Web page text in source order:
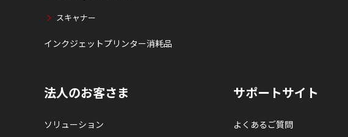
スキャナー
インクジェットプリンター消耗品
法人のお客さま
ソリューション
サポートサイト
よくあるご質問